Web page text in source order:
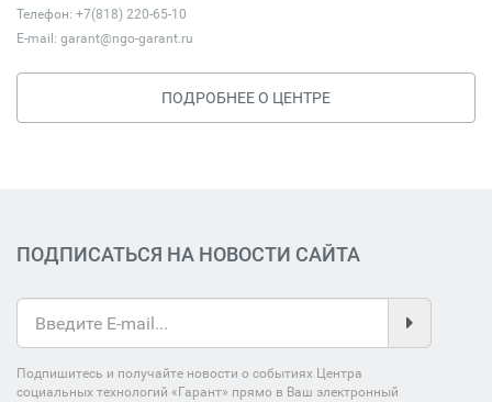
Телефон: +7(818) 220-65-10
E-mail: garant@ngo-garant.ru
ПОДРОБНЕЕ О ЦЕНТРЕ
ПОДПИСАТЬСЯ НА НОВОСТИ САЙТА
Подпишитесь и получайте новости о событиях Центра
социальных технологий «Гарант» прямо в Ваш электронный